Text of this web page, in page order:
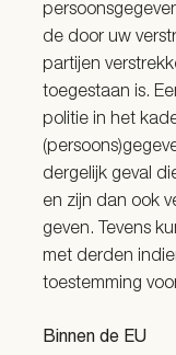
de door uw
partijen
toegestaan is.
politie in het
dergelijk geval
en zijn dan ook
geven. Tevens
met derden
toestemming
Binnen de EU